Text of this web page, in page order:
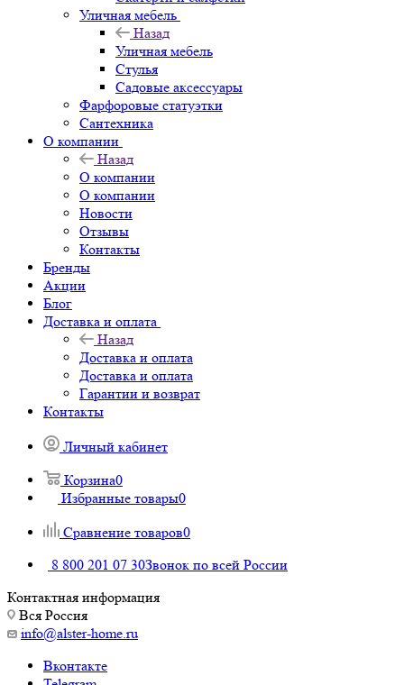
Уличная мебель
Назад
Уличная мебель
Стулья
Садовые аксессуары
Фарфоровые статуэтки
Сантехника
О компании
Назад
О компании
О компании
Новости
Отзывы
Контакты
Бренды
Акции
Блог
Доставка и оплата
Назад
Доставка и оплата
Доставка и оплата
Гарантии и возврат
Контакты
Личный кабинет
Корзина0
Избранные товары0
Сравнение товаров0
8 800 201 07 30Звонок по всей России
Контактная информация
Вся Россия
info@alster-home.ru
Вконтакте